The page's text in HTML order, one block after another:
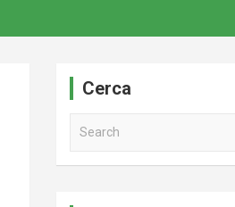
Cerca